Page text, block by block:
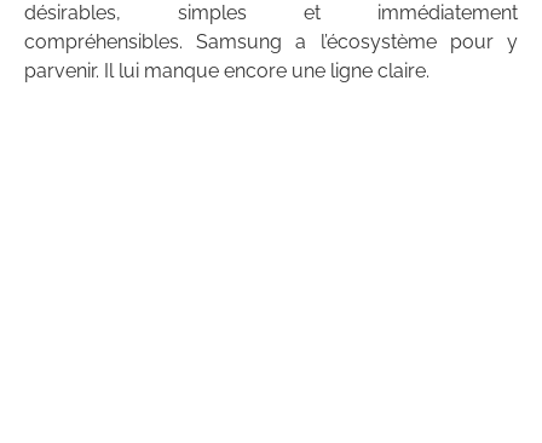
désirables, simples et immédiatement
compréhensibles. Samsung a l’écosystème pour y
parvenir. Il lui manque encore une ligne claire.